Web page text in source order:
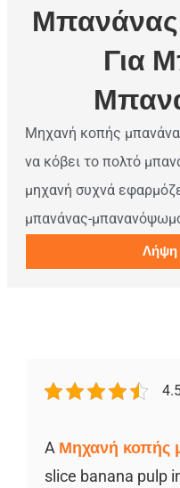
Μπανάνας
Για
Μηχανή κοπής
να κόβει το πολτό
μηχανή συχνά
μπανάνας-
Λήψη
A Μηχανή κοπής
slice banana pulp